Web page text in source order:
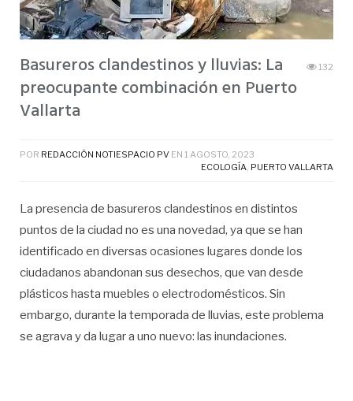
Basureros clandestinos y lluvias: La
preocupante combinación en Puerto
Vallarta
132
POR REDACCIÓN NOTIESPACIO PV EN 1 AGOSTO, 2023
ECOLOGÍA PUERTO VALLARTA
La presencia de basureros clandestinos en distintos
puntos de la ciudad no es una novedad, ya que se han
identificado en diversas ocasiones lugares donde los
ciudadanos abandonan sus desechos, que van desde
plásticos hasta muebles o electrodomésticos. Sin
embargo, durante la temporada de lluvias, este problema
se agrava y da lugar a uno nuevo: las inundaciones.